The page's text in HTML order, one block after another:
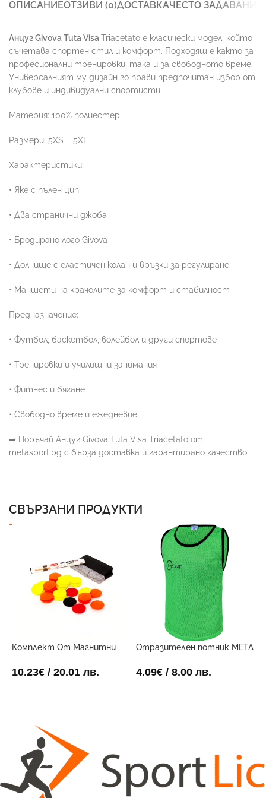
ОПИСАНИЕОТЗИВИ (0)ДОСТАВКАЧЕСТО ЗАДАВАНИ
Анцуг Givova Tuta Visa Triacetato е класически модел, който
съчетава спортен стил и комфорт. Подходящ е както за
професионални тренировки, така и за свободното време.
Универсалният му дизайн го прави предпочитан избор от
клубове и индивидуални спортисти.
Материя: 100% полиестер
Размери: 5XS – 5XL
Характеристики:
• Яке с пълен цип
• Два странични джоба
• Бродирано лого Givova
• Долнище с еластичен колан и връзки за регулиране
• Маншети на крачолите за комфорт и стабилност
Предназначение:
• Футбол, баскетбол, волейбол и други спортове
• Тренировки и училищни занимания
• Фитнес и бягане
• Свободно време и ежедневие
➡ Поръчай Анцуг Givova Tuta Visa Triacetato от
metasport.bg с бърза доставка и гарантирано качество.
СВЪРЗАНИ ПРОДУКТИ
Комплект От Магнитни
10.23€ / 20.01 лв.
Отразителен потник META
4.09€/ 8.00 лв.